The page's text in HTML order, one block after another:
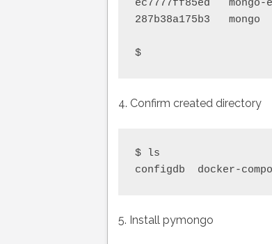
ec7777ff85ed
287b38a175b3
4. Confirm created directory
$ ls
5. Install pymongo